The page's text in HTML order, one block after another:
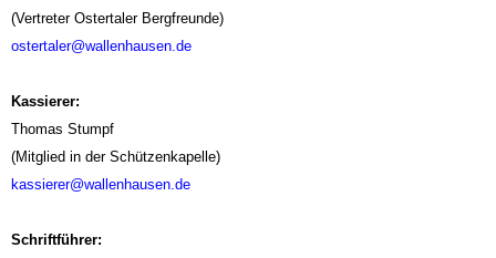
(Vertreter Ostertaler Bergfreunde)
ostertaler@wallenhausen.de
Kassierer:
Thomas Stumpf
(Mitglied in der Schützenkapelle)
kassierer@wallenhausen.de
Schriftführer: